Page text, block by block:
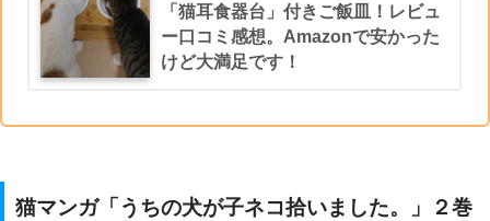
「猫耳食器台」付きご飯皿！レビュ
ー口コミ感想。Amazonで安かった
けど大満足です！
猫マンガ「うちの犬が子ネコ拾いました。」２巻